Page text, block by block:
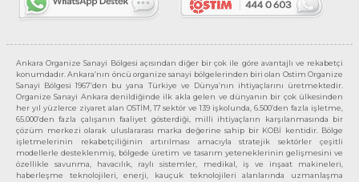
Ankara Organize Sanayi Bölgesi açısından diğer bir çok ile göre avantajlı ve rekabetçi
konumdadır. Ankara’nın öncü organize sanayi bölgelerinden biri olan Ostim Organize
Sanayi Bölgesi 1967’den bu yana Türkiye ve Dünya’nın ihtiyaçlarını üretmektedir.
Organize Sanayi Ankara denildiğinde ilk akla gelen ve dünyanın bir çok ülkesinden
her yıl yüzlerce ziyaret alan OSTİM, 17 sektör ve 139 işkolunda, 6.500’den fazla işletme,
65.000’den fazla çalışanın faaliyet gösterdiği, milli ihtiyaçların karşılanmasında bir
çözüm merkezi olarak uluslararası marka değerine sahip bir KOBİ kentidir. Bölge
işletmelerinin rekabetçiliğinin artırılması amacıyla stratejik sektörler çeşitli
modellerle desteklenmiş, bölgede üretim ve tasarım yeteneklerinin gelişmesini ve
özellikle savunma, havacılık, raylı sistemler, medikal, iş ve inşaat makineleri,
haberleşme teknolojileri, enerji, kauçuk teknolojileri alanlarında uzmanlaşma